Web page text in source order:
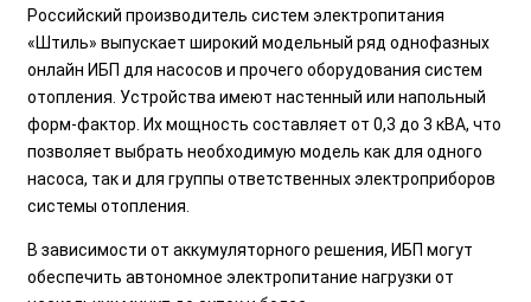
Российский производитель систем электропитания
«Штиль» выпускает широкий модельный ряд однофазных
онлайн ИБП для насосов и прочего оборудования систем
отопления. Устройства имеют настенный или напольный
форм-фактор. Их мощность составляет от 0,3 до 3 кВА, что
позволяет выбрать необходимую модель как для одного
насоса, так и для группы ответственных электроприборов
системы отопления.
В зависимости от аккумуляторного решения, ИБП могут
обеспечить автономное электропитание нагрузки от